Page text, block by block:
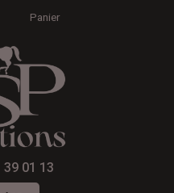
Panier
01 13